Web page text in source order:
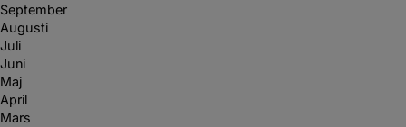
September
Augusti
Juli
Juni
Maj
April
Mars